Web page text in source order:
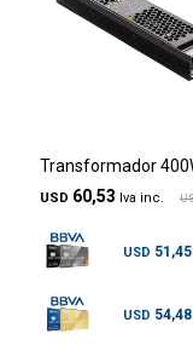
Transformador
USD 60,53
USD 51,45
USD 54,48